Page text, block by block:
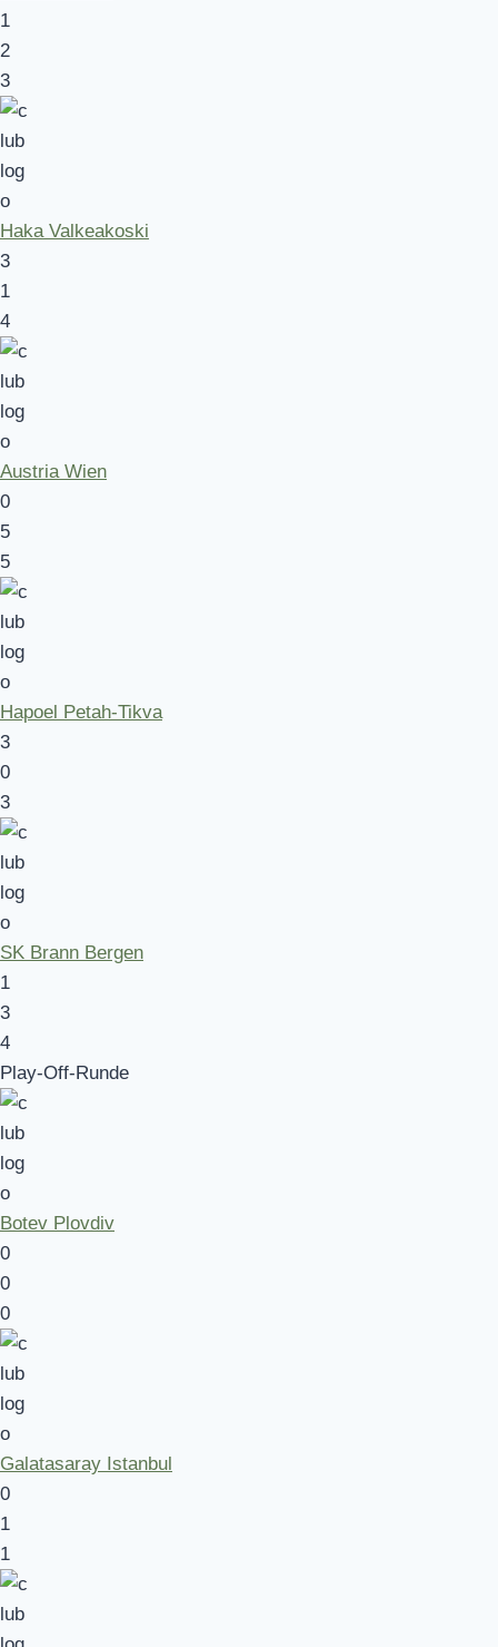
1
2
3
Haka Valkeakoski
3
1
4
Austria Wien
0
5
5
Hapoel Petah-Tikva
3
0
3
SK Brann Bergen
1
3
4
Play-Off-Runde
Botev Plovdiv
0
0
0
Galatasaray Istanbul
0
1
1